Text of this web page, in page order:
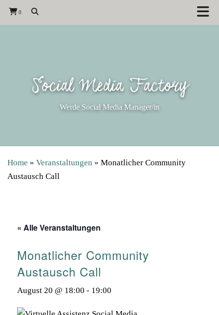
0
Social Media Factory
Werde Social Media Manager/in
Home » Veranstaltungen » Monatlicher Community
Austausch Call
« Alle Veranstaltungen
Monatlicher Community
Austausch Call
August 20 @ 18:00 - 19:00